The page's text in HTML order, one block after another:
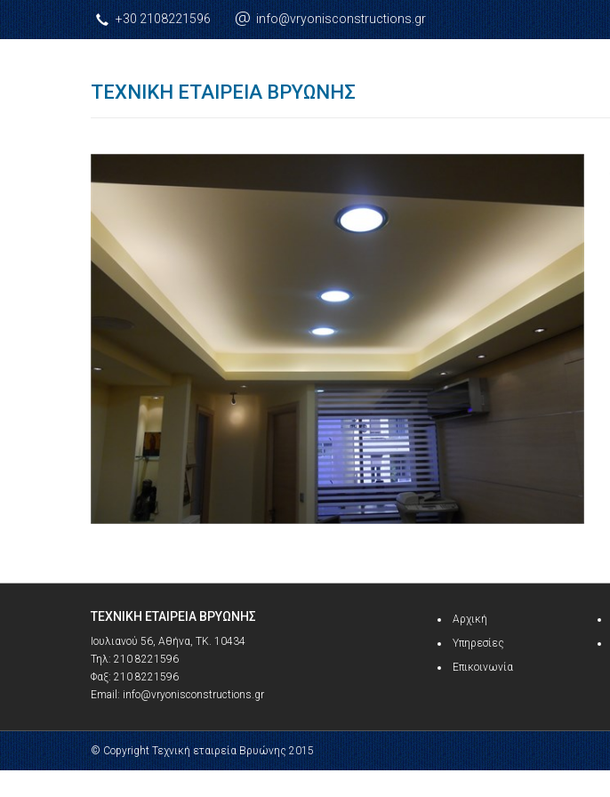
+30 2108221596 @ info@vryonisconstructions.gr
ΤΕΧΝΙΚΉ ΕΤΑΙΡΕΊΑ ΒΡΥΏΝΗΣ
ΤΕΧΝΙΚΉ ΕΤΑΙΡΕΊΑ ΒΡΥΏΝΗΣ
Ιουλιανού 56, Αθήνα, ΤΚ. 10434
Τηλ: 210 8221596
Φαξ: 210 8221596
Email: info@vryonisconstructions.gr
Αρχική
Υπηρεσίες
Επικοινωνία
© Copyright Τεχνική εταιρεία Βρυώνης 2015